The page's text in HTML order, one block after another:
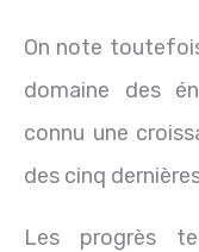
On note
domaine des
connu une
des cinq
Les progrès